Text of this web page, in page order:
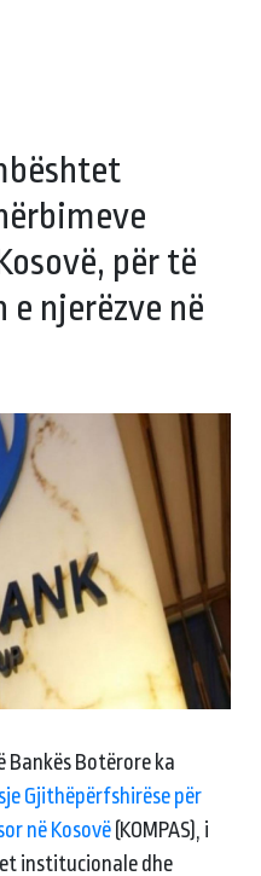
për të
njerëzve në
Bankës Botërore ka
Gjithëpërfshirëse për
në Kosovë (KOMPAS), i
institucionale dhe